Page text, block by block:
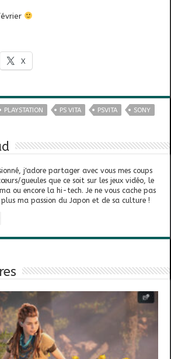
X
PLAYSTATION PS VITA PSVITA SONY
j'adore partager avec vous mes coups
gueules que ce soit sur les jeux vidéo, le
ou encore la hi-tech. Je ne vous cache pas
plus ma passion du Japon et de sa culture !